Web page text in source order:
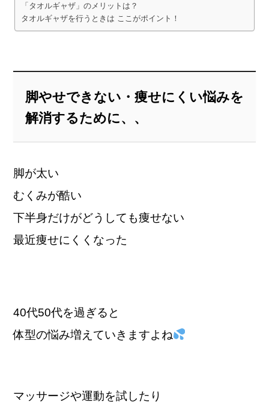
「タオルギャザ」のメリットは？
タオルギャザを行うときは ここがポイント！
脚やせできない・痩せにくい悩みを
解消するために、、
脚が太い
むくみが酷い
下半身だけがどうしても痩せない
最近痩せにくくなった
40代50代を過ぎると
体型の悩み増えていきますよね
マッサージや運動を試したり